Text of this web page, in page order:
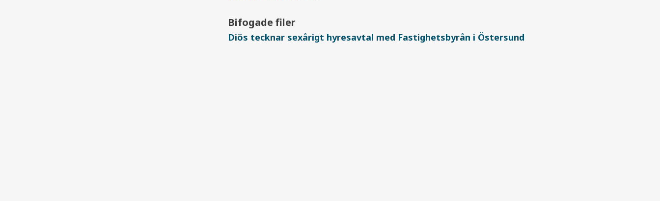
Bifogade filer
Diös tecknar sexårigt hyresavtal med Fastighetsbyrån i Östersund